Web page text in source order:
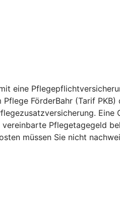
eine
FörderBahr (Tarif
Pflegetagegeld
müssen Sie nicht